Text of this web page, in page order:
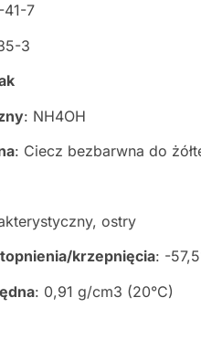
7
3
: NH4OH
: Ciecz bezbarwna do
ostry
krzepnięcia: -
: 0,91 g/cm3 (20°C)